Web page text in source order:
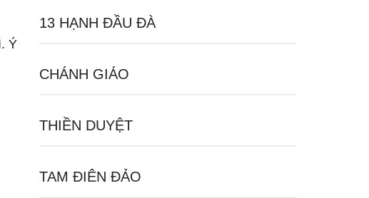
Ý
13 HẠNH ĐẦU ĐÀ
CHÁNH GIÁO
THIỀN DUYỆT
TAM ĐIÊN ĐẢO